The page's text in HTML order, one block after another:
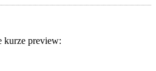
kurze preview: